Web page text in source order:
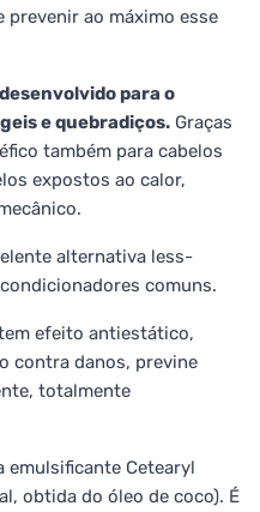
prevenir ao máximo esse
para o
e quebradiços. Graças
também para cabelos
expostos ao calor,
alternativa less-
comuns.
efeito antiestático,
contra danos, previne
totalmente
emulsificante Cetearyl
obtida do óleo de coco). É